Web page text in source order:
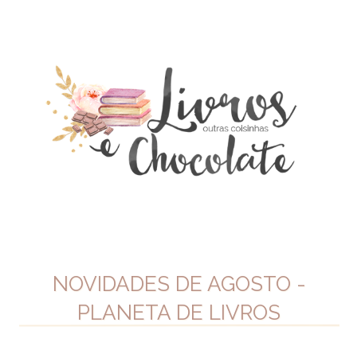
NOVIDADES DE AGOSTO -
PLANETA DE LIVROS